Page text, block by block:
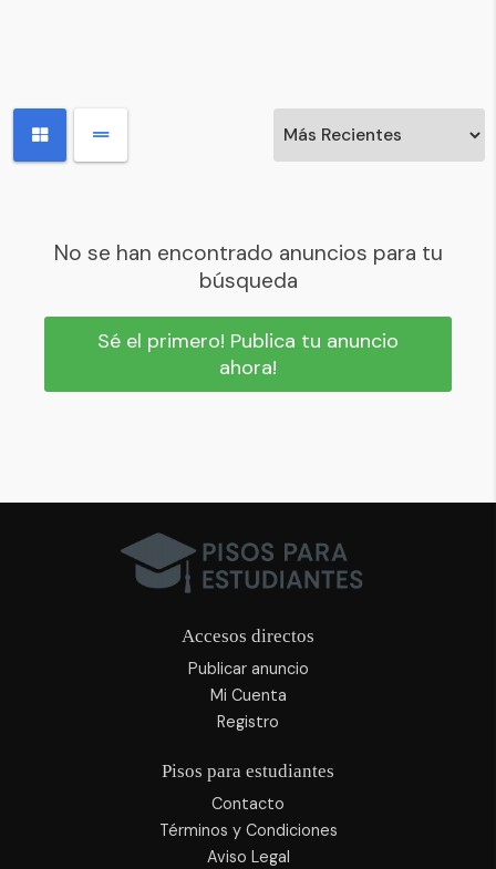
No se han encontrado anuncios para tu
búsqueda
Sé el primero! Publica tu anuncio
ahora!
Accesos directos
Publicar anuncio
Mi Cuenta
Registro
Pisos para estudiantes
Contacto
Términos y Condiciones
Aviso Legal